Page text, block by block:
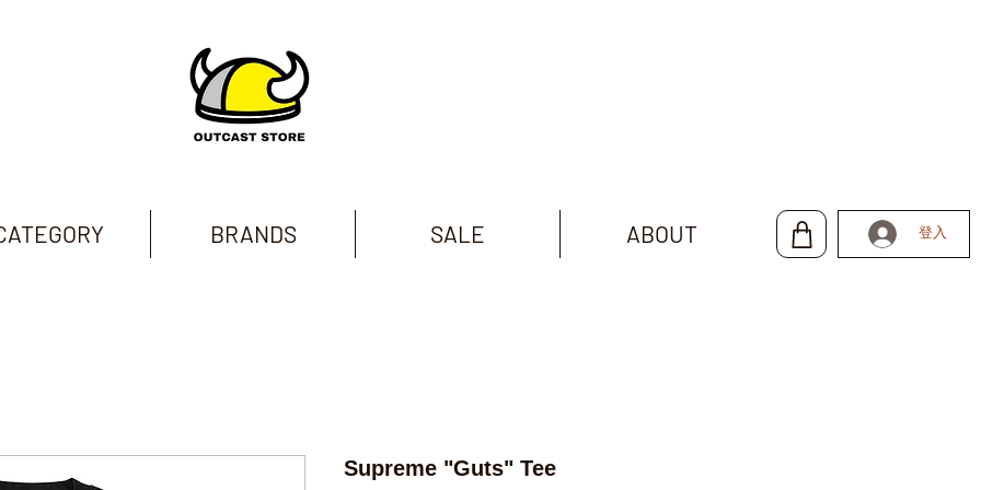
BRANDS SALE ABOUT 登入
Supreme "Guts" Tee